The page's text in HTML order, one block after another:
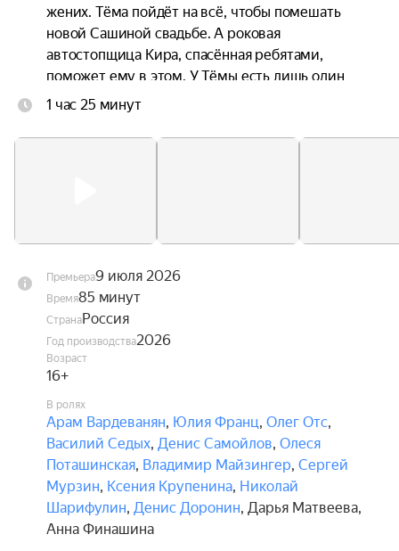
жених. Тёма пойдёт на всё, чтобы помешать
новой Сашиной свадьбе. А роковая
автостопщица Кира, спасённая ребятами,
поможет ему в этом. У Тёмы есть лишь один
путь через всю страну, чтобы измениться и
тормоза.
1 час 25 минут
Премьера9 июля 2026
Время85 минут
СтранаРоссия
Год производства2026
Возраст
16+
В ролях
Арам Вардеванян, Юлия Франц, Олег Отс,
Василий Седых, Денис Самойлов, Олеся
Поташинская, Владимир Майзингер, Сергей
Мурзин, Ксения Крупенина, Николай
Шарифулин, Денис Доронин, Дарья Матвеева,
Анна Финашина